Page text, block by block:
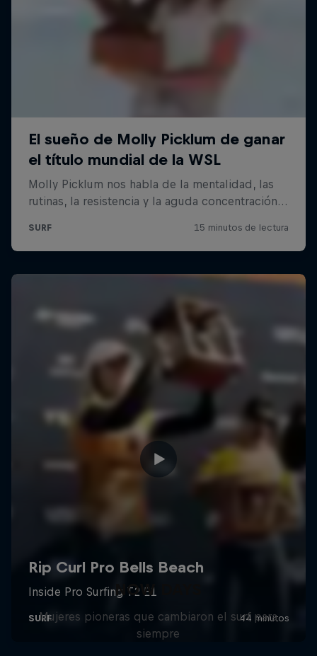
NOW DAYS
Mujeres pioneras que cambiaron el surf para
siempre